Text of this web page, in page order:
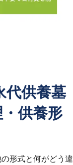
代供養墓
供養形
形式と何がどう違